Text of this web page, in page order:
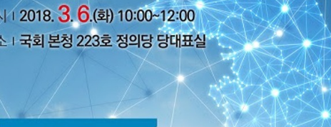
한중미술 교류의 플
윤아르떼